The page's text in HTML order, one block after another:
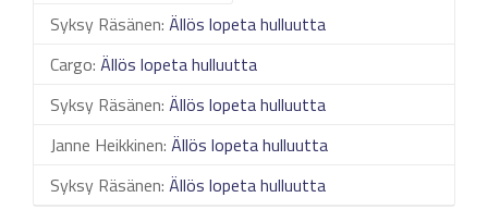
Syksy Räsänen: Ällös lopeta hulluutta
Cargo: Ällös lopeta hulluutta
Syksy Räsänen: Ällös lopeta hulluutta
Janne Heikkinen: Ällös lopeta hulluutta
Syksy Räsänen: Ällös lopeta hulluutta